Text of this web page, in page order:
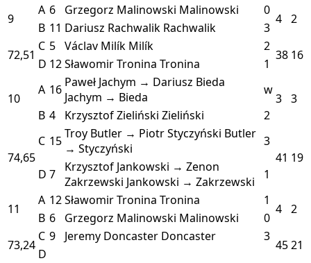
9
A 6 Grzegorz Malinowski Malinowski 0
4 2
B 11 Dariusz Rachwalik Rachwalik
3
72,51
C 5 Václav Milík Milík 2
38 16
D 12Sławomir Tronina Tronina 1
10
A 16 Paweł Jachym → Dariusz Bieda
Jachym → Bieda
w
3 3
B 4 Krzysztof Zieliński Zieliński 2
74,65
C 15Troy Butler → Piotr Styczyński Butler
→ Styczyński
3
41 19
D 7
Krzysztof Jankowski → Zenon
Zakrzewski Jankowski → Zakrzewski 1
11
A 12Sławomir Tronina Tronina 1
4 2
B 6 Grzegorz Malinowski Malinowski
0
73,24
C 9 Jeremy Doncaster Doncaster 3
4521
D